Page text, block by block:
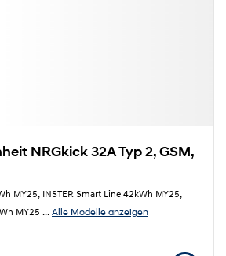
NRGkick 32A Typ 2, GSM,
MY25, INSTER Smart Line 42kWh MY25,
MY25 ... Alle Modelle anzeigen